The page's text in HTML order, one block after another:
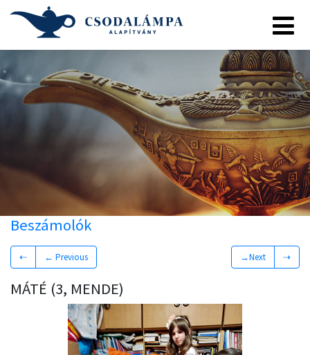
Beszámolók
⇠ ← Previous →Next ⇢
MÁTÉ (3, MENDE)